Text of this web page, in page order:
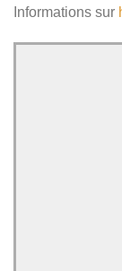
Informations sur